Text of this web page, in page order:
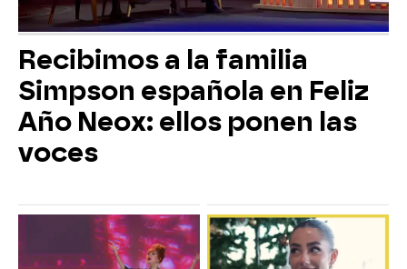
Recibimos a la familia
Simpson española en Feliz
Año Neox: ellos ponen las
voces